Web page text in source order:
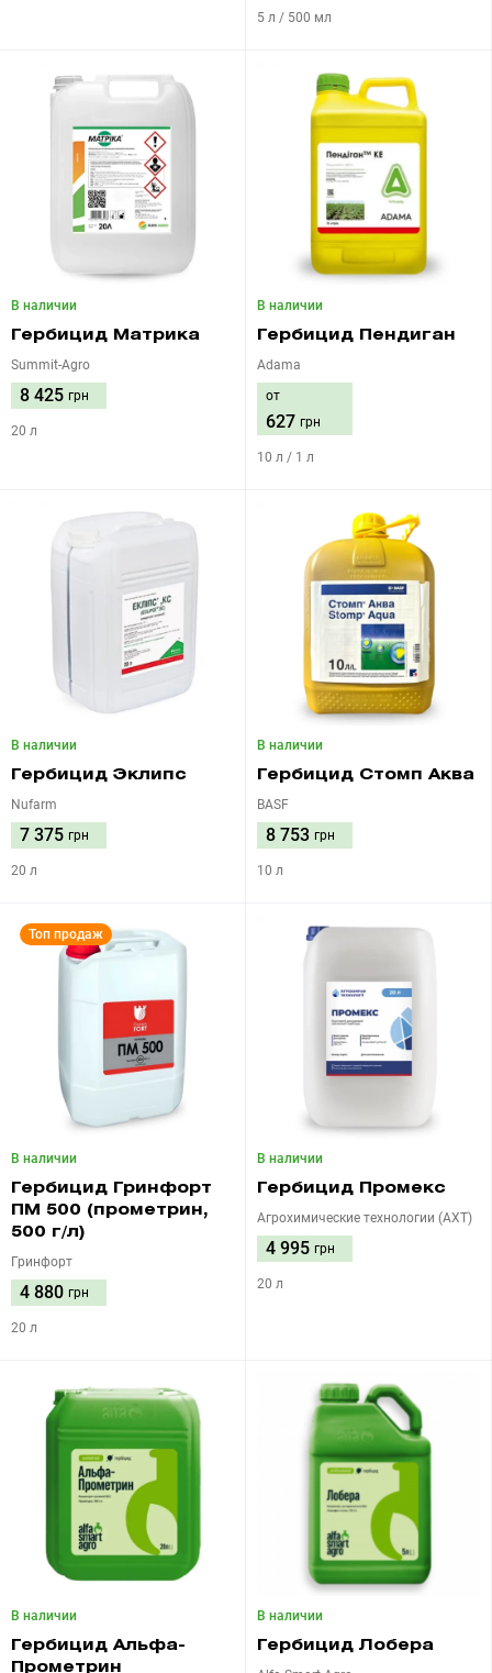
5 л / 500 мл
В наличии
Гербицид Матрика
Summit-Agro
8 425 грн
20 л
В наличии
Гербицид Пендиган
Adama
от
627 грн
10 л / 1 л
В наличии
Гербицид Эклипс
Nufarm
7 375 грн
20 л
В наличии
Гербицид Стомп Аква
BASF
8 753 грн
10 л
Топ продаж
В наличии
Гербицид Гринфорт
ПМ 500 (прометрин,
500 г/л)
Гринфорт
4 880 грн
20 л
В наличии
Гербицид Промекс
Агрохимические технологии (АХТ)
4 995 грн
20 л
В наличии
Гербицид Альфа-
Прометрин
В наличии
Гербицид Лобера